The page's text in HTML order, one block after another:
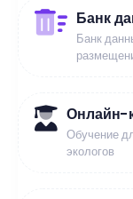
Банк
Банк
Онлайн-
Обучение
экологов